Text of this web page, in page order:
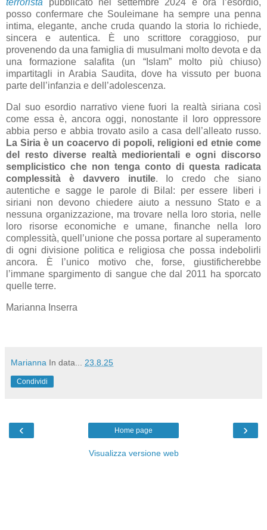
terrorista pubblicato nel settembre 2024 e ora l’esordio,
posso confermare che Souleimane ha sempre una penna
intima, elegante, anche cruda quando la storia lo richiede,
sincera e autentica. È uno scrittore coraggioso, pur
provenendo da una famiglia di musulmani molto devota e da
una formazione salafita (un “Islam” molto più chiuso)
impartitagli in Arabia Saudita, dove ha vissuto per buona
parte dell’infanzia e dell’adolescenza.
Dal suo esordio narrativo viene fuori la realtà siriana così
come essa è, ancora oggi, nonostante il loro oppressore
abbia perso e abbia trovato asilo a casa dell’alleato russo.
La Siria è un coacervo di popoli, religioni ed etnie come
del resto diverse realtà mediorientali e ogni discorso
semplicistico che non tenga conto di questa radicata
complessità è davvero inutile. Io credo che siano
autentiche e sagge le parole di Bilal: per essere liberi i
siriani non devono chiedere aiuto a nessuno Stato e a
nessuna organizzazione, ma trovare nella loro storia, nelle
loro risorse economiche e umane, finanche nella loro
complessità, quell’unione che possa portare al superamento
di ogni divisione politica e religiosa che possa indebolirli
ancora. È l’unico motivo che, forse, giustificherebbe
l’immane spargimento di sangue che dal 2011 ha sporcato
quelle terre.
Marianna Inserra
Marianna In data... 23.8.25
Condividi
‹ ›
Home page
Visualizza versione web